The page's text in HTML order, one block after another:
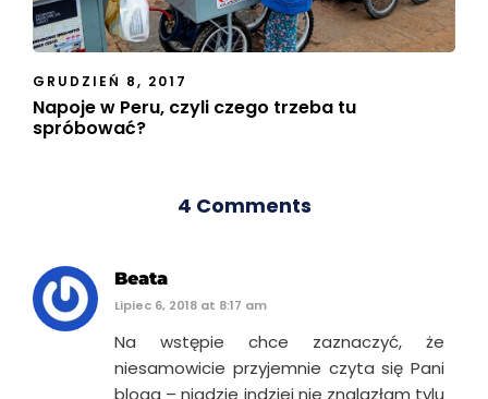
GRUDZIEŃ 8, 2017
Napoje w Peru, czyli czego trzeba tu
spróbować?
4 Comments
Beata
Lipiec 6, 2018 at 8:17 am
Na wstępie chce zaznaczyć, że
niesamowicie przyjemnie czyta się Pani
bloga – nigdzie indziej nie znalazłam tylu